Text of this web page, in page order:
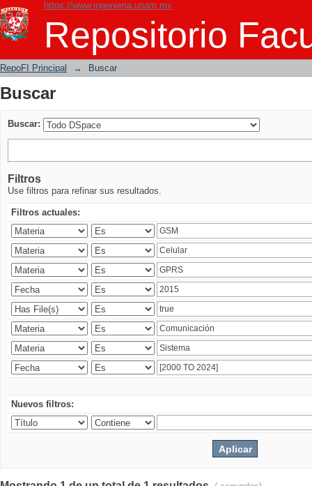
https://www.ingenieria.unam.mx
Repositorio
Buscar
RepoFI Principal → Buscar
Buscar
Buscar:
Filtros
Use filtros para refinar sus resultados.
Filtros actuales:
Nuevos filtros: